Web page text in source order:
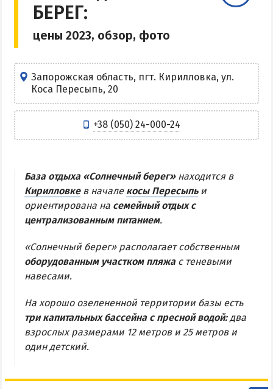
Центр Кирилловки
Степок
Частный сектор в Кирилловке
Жилье в Кирилловке с бассейном
Жилье на первой линии
Недорогое жилье в Кирилловке
Веб-камеры Арабатки и Геническа
Цены на Арабатской Стрелке 2026
Горячие источники
Розовое озеро
Глицериновое озеро
Сиваш
Аскания-Нова
БАЗЫ ОТДЫХА И ОТЕЛИ АРАБАТКИ
БЕРЕГ:
цены 2023, обзор, фото
Запорожская область, пгт. Кирилловка, ул.
Коса Пересыпь, 20
+38 (050) 24-000-24
База отдыха «Солнечный берег»находится в
Кирилловкев начале косы Пересыпьи
ориентирована на семейный отдых с
централизованным питанием.
«Солнечный берег» располагает собственным
оборудованным участком пляжа с теневыми
навесами.
На хорошо озелененной территории базы есть
три капитальных бассейна с пресной водой:два
взрослых размерами 12 метров и 25 метров и
один детский.